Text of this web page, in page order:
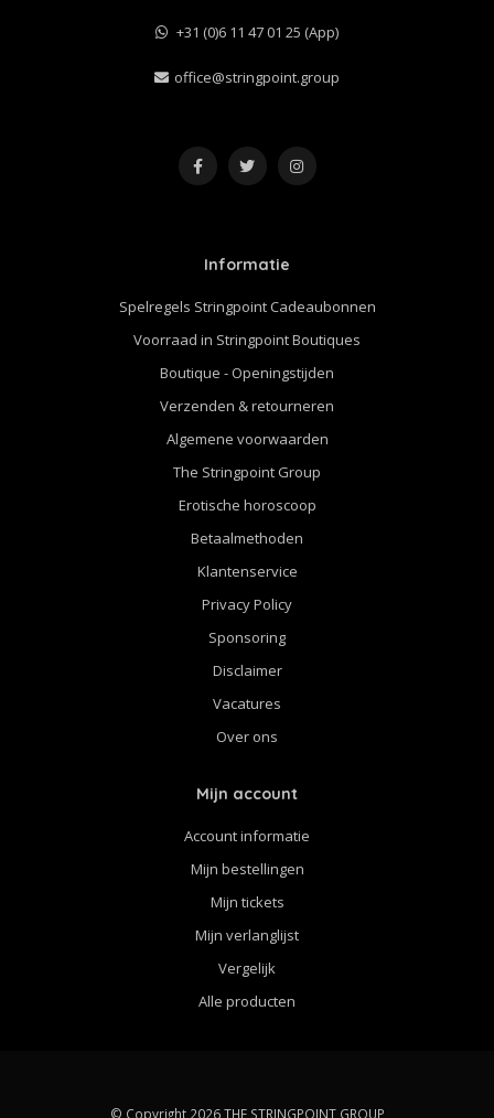
+31 (0)6 11 47 01 25 (App)
office@stringpoint.group
Informatie
Spelregels Stringpoint Cadeaubonnen
Voorraad in Stringpoint Boutiques
Boutique - Openingstijden
Verzenden & retourneren
Algemene voorwaarden
The Stringpoint Group
Erotische horoscoop
Betaalmethoden
Klantenservice
Privacy Policy
Sponsoring
Disclaimer
Vacatures
Over ons
Mijn account
Account informatie
Mijn bestellingen
Mijn tickets
Mijn verlanglijst
Vergelijk
Alle producten
© Copyright 2026 THE STRINGPOINT GROUP